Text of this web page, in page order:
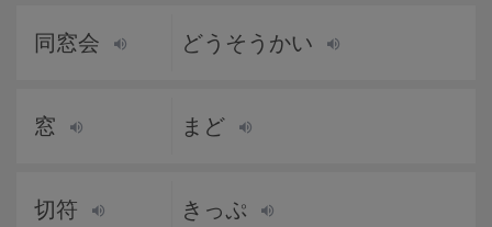
同窓会 どうそうかい
窓 まど
切符 きっぷ